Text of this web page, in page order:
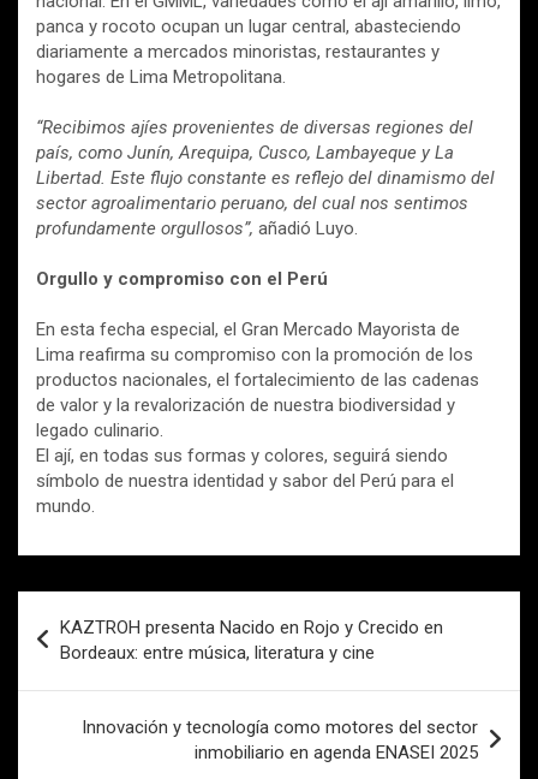
panca y rocoto ocupan un lugar central, abasteciendo
diariamente a mercados minoristas, restaurantes y
hogares de Lima Metropolitana.
“Recibimos ajíes provenientes de diversas regiones del
país, como Junín, Arequipa, Cusco, Lambayeque y La
Libertad. Este flujo constante es reflejo del dinamismo del
sector agroalimentario peruano, del cual nos sentimos
profundamente orgullosos”, añadió Luyo.
Orgullo y compromiso con el Perú
En esta fecha especial, el Gran Mercado Mayorista de
Lima reafirma su compromiso con la promoción de los
productos nacionales, el fortalecimiento de las cadenas
de valor y la revalorización de nuestra biodiversidad y
legado culinario.
El ají, en todas sus formas y colores, seguirá siendo
símbolo de nuestra identidad y sabor del Perú para el
mundo.
de
entradas
KAZTROH presenta Nacido en Rojo y Crecido en
Bordeaux: entre música, literatura y cine
Innovación y tecnología como motores del sector
inmobiliario en agenda ENASEI 2025